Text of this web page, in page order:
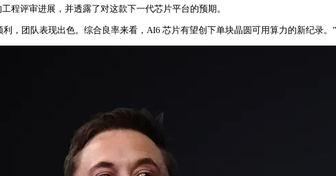
程评审进展，并透露了对这款下一代芯片平台的预期。
，团队表现出色。综合良率来看，AI6 芯片有望创下单块晶圆可用算力的新纪录。”